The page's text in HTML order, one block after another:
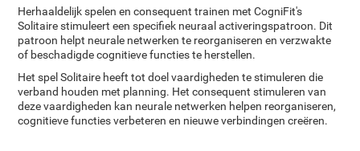
Herhaaldelijk spelen en consequent trainen met CogniFit's
Solitaire stimuleert een specifiek neuraal activeringspatroon. Dit
patroon helpt neurale netwerken te reorganiseren en verzwakte
of beschadigde cognitieve functies te herstellen.
Het spel Solitaire heeft tot doel vaardigheden te stimuleren die
verband houden met planning. Het consequent stimuleren van
deze vaardigheden kan neurale netwerken helpen reorganiseren,
cognitieve functies verbeteren en nieuwe verbindingen creëren.